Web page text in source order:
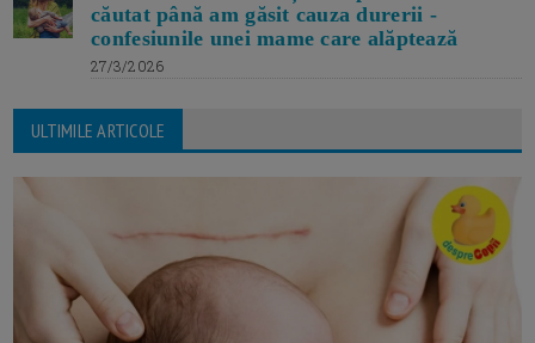
căutat până am găsit cauza durerii -
confesiunile unei mame care alăptează
27/3/2026
ULTIMILE ARTICOLE